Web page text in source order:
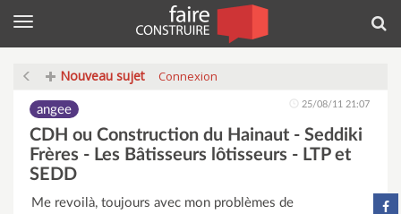
Menu
Nouveau sujet Connexion
angee 25/08/11 21:07
CDH ou Construction du Hainaut - Seddiki
Frères - Les Bâtisseurs lôtisseurs - LTP et
SEDD
Me revoilà, toujours avec mon problèmes de